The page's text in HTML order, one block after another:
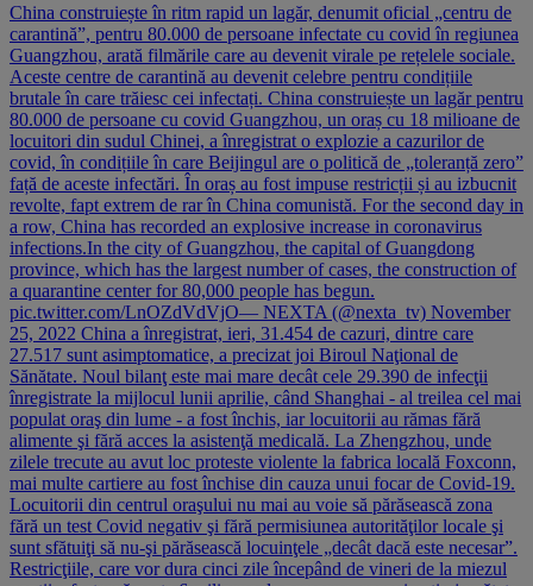
China construiește în ritm rapid un lagăr, denumit oficial „centru de
carantină”, pentru 80.000 de persoane infectate cu covid în regiunea
Guangzhou, arată filmările care au devenit virale pe rețelele sociale.
Aceste centre de carantină au devenit celebre pentru condițiile
brutale în care trăiesc cei infectați. China construiește un lagăr pentru
80.000 de persoane cu covid Guangzhou, un oraș cu 18 milioane de
locuitori din sudul Chinei, a înregistrat o explozie a cazurilor de
covid, în condițiile în care Beijingul are o politică de „toleranță zero”
față de aceste infectări. În oraș au fost impuse restricții și au izbucnit
revolte, fapt extrem de rar în China comunistă. For the second day in
a row, China has recorded an explosive increase in coronavirus
infections.In the city of Guangzhou, the capital of Guangdong
province, which has the largest number of cases, the construction of
a quarantine center for 80,000 people has begun.
pic.twitter.com/LnOZdVdVjO— NEXTA (@nexta_tv) November
25, 2022 China a înregistrat, ieri, 31.454 de cazuri, dintre care
27.517 sunt asimptomatice, a precizat joi Biroul Naţional de
Sănătate. Noul bilanţ este mai mare decât cele 29.390 de infecţii
înregistrate la mijlocul lunii aprilie, când Shanghai - al treilea cel mai
populat oraş din lume - a fost închis, iar locuitorii au rămas fără
alimente şi fără acces la asistenţă medicală. La Zhengzhou, unde
zilele trecute au avut loc proteste violente la fabrica locală Foxconn,
mai multe cartiere au fost închise din cauza unui focar de Covid-19.
Locuitorii din centrul oraşului nu mai au voie să părăsească zona
fără un test Covid negativ şi fără permisiunea autorităţilor locale şi
sunt sfătuiţi să nu-şi părăsească locuinţele „decât dacă este necesar”.
Restricţiile, care vor dura cinci zile începând de vineri de la miezul